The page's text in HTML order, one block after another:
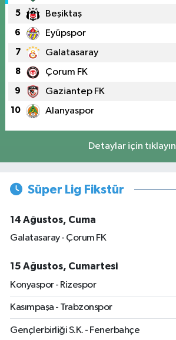
5 Beşiktaş
6 Eyüpspor
7 Galatasaray
8 Çorum FK
9 Gaziantep FK
10 Alanyaspor
Detaylar için tıklayın
Süper Lig Fikstür
14 Ağustos, Cuma
Galatasaray - Çorum FK
15 Ağustos, Cumartesi
Konyaspor - Rizespor
Kasımpaşa - Trabzonspor
Gençlerbirliği S.K. - Fenerbahçe